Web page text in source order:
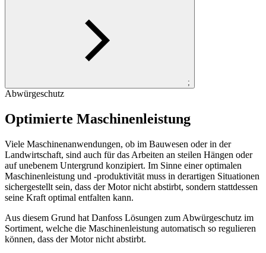
;
Abwürgeschutz
Optimierte Maschinenleistung
Viele Maschinenanwendungen, ob im Bauwesen oder in der
Landwirtschaft, sind auch für das Arbeiten an steilen Hängen oder
auf unebenem Untergrund konzipiert. Im Sinne einer optimalen
Maschinenleistung und -produktivität muss in derartigen Situationen
sichergestellt sein, dass der Motor nicht abstirbt, sondern stattdessen
seine Kraft optimal entfalten kann.
Aus diesem Grund hat Danfoss Lösungen zum Abwürgeschutz im
Sortiment, welche die Maschinenleistung automatisch so regulieren
können, dass der Motor nicht abstirbt.